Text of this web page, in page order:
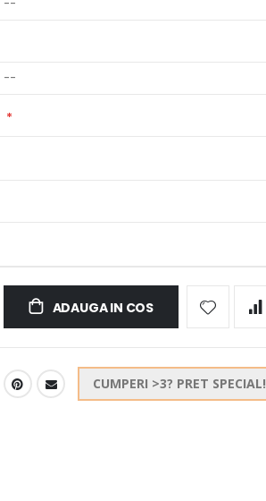
ADAUGA IN COS
CUMPERI >3? PRET SPECIAL!